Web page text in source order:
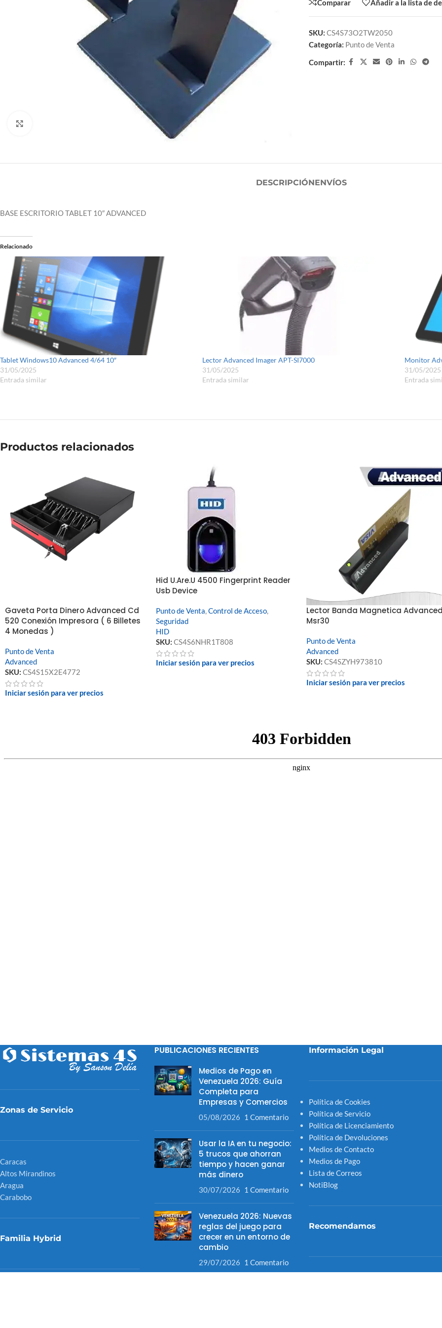
Comparar Añadir a la lista de
SKU: CS4S73O2TW2050
Categoría: Punto de Venta
Compartir:
DESCRIPCIÓNENVÍOS
BASE ESCRITORIO TABLET 10″ ADVANCED
Relacionado
Tablet Windows10 Advanced 4/64 10″
31/05/2025
Entrada similar
Lector Advanced Imager APT-SI7000
31/05/2025
Entrada similar
Monitor
31/05/2025
Entrada
Productos relacionados
Gaveta Porta Dinero Advanced Cd
520 Conexión Impresora ( 6 Billetes
4 Monedas )
Punto de Venta
Advanced
SKU: CS4S15X2E4772
Iniciar sesión para ver precios
Hid U.Are.U 4500 Fingerprint Reader
Usb Device
Punto de Venta,Control de Acceso,
Seguridad
HID
SKU: CS4S6NHR1T808
Iniciar sesión para ver precios
Lector Banda Magnetica Advanced
Msr30
Punto de Venta
Advanced
SKU: CS4SZYH973810
Iniciar sesión para ver precios
Zonas de Servicio
Caracas
Altos Mirandinos
Aragua
Carabobo
Familia Hybrid
PUBLICACIONES RECIENTES
Medios de Pago en
Venezuela 2026: Guía
Completa para
Empresas y Comercios
05/08/2026 1 Comentario
Usar la IA en tu negocio:
5 trucos que ahorran
tiempo y hacen ganar
más dinero
30/07/2026 1 Comentario
Venezuela 2026: Nuevas
reglas del juego para
crecer en un entorno de
cambio
29/07/2026 1 Comentario
Información Legal
Política de Cookies
Política de Servicio
Política de Licenciamiento
Política de Devoluciones
Medios de Contacto
Medios de Pago
Lista de Correos
NotiBlog
Recomendamos